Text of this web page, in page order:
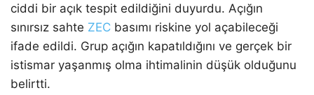
ciddi bir açık tespit edildiğini duyurdu. Açığın
sınırsız sahte ZEC basımı riskine yol açabileceği
ifade edildi. Grup açığın kapatıldığını ve gerçek bir
istismar yaşanmış olma ihtimalinin düşük olduğunu
belirtti.